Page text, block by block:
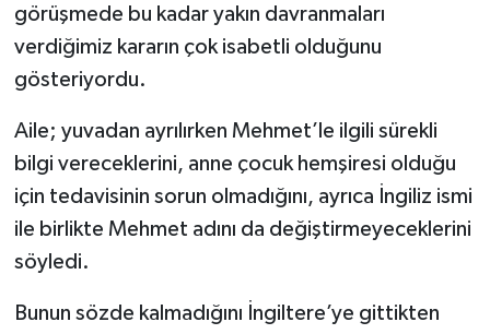
görüşmede bu kadar yakın davranmaları
verdiğimiz kararın çok isabetli olduğunu
gösteriyordu.
Aile; yuvadan ayrılırken Mehmet’le ilgili sürekli
bilgi vereceklerini, anne çocuk hemşiresi olduğu
için tedavisinin sorun olmadığını, ayrıca İngiliz ismi
ile birlikte Mehmet adını da değiştirmeyeceklerini
söyledi.
Bunun sözde kalmadığını İngiltere’ye gittikten